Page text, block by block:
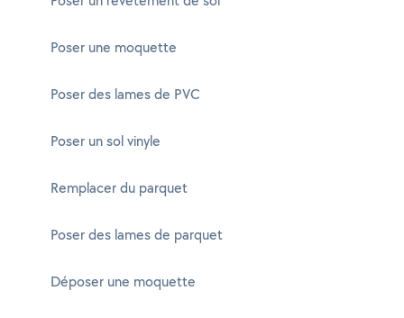
Poser une moquette
Poser des lames de PVC
Poser un sol vinyle
Remplacer du parquet
Poser des lames de parquet
Déposer une moquette